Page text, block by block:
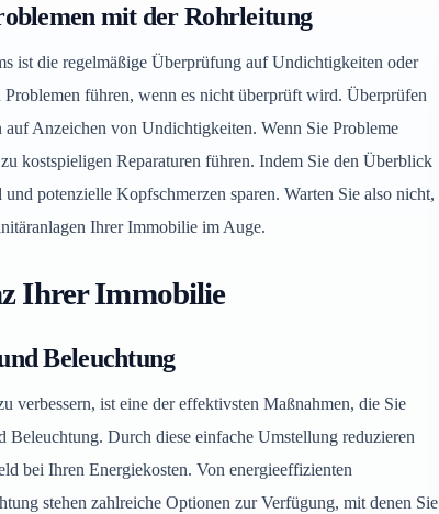
mit der Rohrleitung
ist die regelmäßige Überprüfung auf Undichtigkeiten oder
führen, wenn es nicht überprüft wird. Überprüfen
auf Anzeichen von Undichtigkeiten. Wenn Sie Probleme
kostspieligen Reparaturen führen. Indem Sie den Überblick
potenzielle Kopfschmerzen sparen. Warten Sie also nicht,
Ihrer Immobilie im Auge.
Ihrer Immobilie
Beleuchtung
verbessern, ist eine der effektivsten Maßnahmen, die Sie
Durch diese einfache Umstellung reduzieren
bei Ihren Energiekosten. Von energieeffizienten
stehen zahlreiche Optionen zur Verfügung, mit denen Sie